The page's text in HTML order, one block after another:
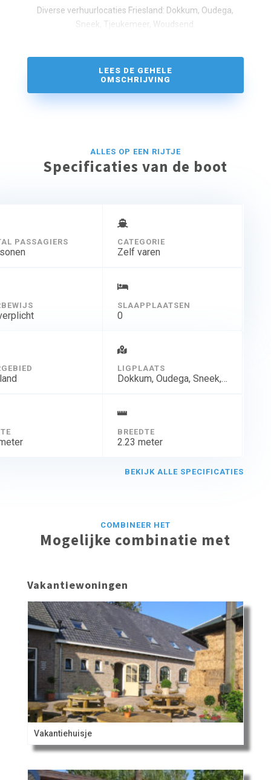
Diverse verhuurlocaties Friesland: Dokkum, Oudega,
Sneek, Tjeukemeer, Woudsend.
LEES DE GEHELE
OMSCHRIJVING
ALLES OP EEN RIJTJE
Specificaties van de boot
PASSAGIERS CATEGORIE
Zelf varen
SLAAPPLAATSEN
0
LIGPLAATS
Dokkum, Oudega, Sneek, Tjeukemeer, Woudsend, Kessel(L)
BREEDTE
2.23 meter
BEKIJK ALLE SPECIFICATIES
COMBINEER HET
Mogelijke combinatie met
Vakantiewoningen
Vakantiehuisje